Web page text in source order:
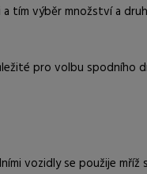
tím výběr množství a
pro volbu spodního
vozidly se použije